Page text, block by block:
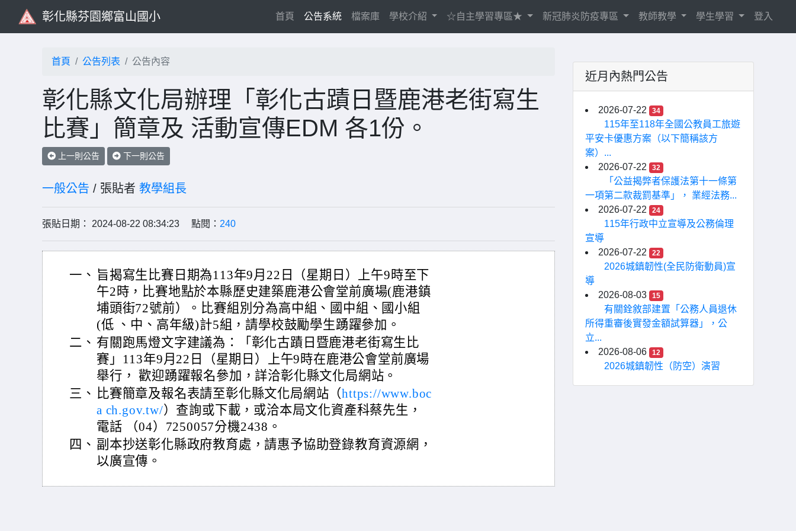
彰化縣芬園鄉富山國小 首頁(current)
公告系統 檔案庫 學校介紹 ☆自主學習專區★ 新冠肺炎防疫專區 教師教學 學生學習 登入
首頁 公告列表 公告內容
彰化縣文化局辦理「彰化古蹟日暨鹿港老街寫生
比賽」簡章及 活動宣傳EDM 各1份。
上一則公告 下一則公告
一般公告 / 張貼者 教學組長
張貼日期： 2024-08-22 08:34:23 點閱： 240
一、 旨揭寫生比賽日期為113年9月22日（星期日）上午9時至下
午2時，比賽地點於本縣歷史建築鹿港公會堂前廣場(鹿港鎮
埔頭街72號前）。比賽組別分為高中組、國中組、國小組
(低 、中、高年級)計5組，請學校鼓勵學生踴躍參加。
二、 有關跑馬燈文字建議為：「彰化古蹟日暨鹿港老街寫生比
賽」113年9月22日（星期日）上午9時在鹿港公會堂前廣場
舉行， 歡迎踴躍報名參加，詳洽彰化縣文化局網站。
三、 比賽簡章及報名表請至彰化縣文化局網站（https://www.boc
a ch.gov.tw/）查詢或下載，或洽本局文化資產科蔡先生，
電話 （04）7250057分機2438。
四、 副本抄送彰化縣政府教育處，請惠予協助登錄教育資源網，
以廣宣傳。
近月內熱門公告
2026-07-22 34
115年至118年全國公教員工旅遊
平安卡優惠方案（以下簡稱該方
案）...
2026-07-22
32
「公益揭弊者保護法第十一條第
一項第二款裁罰基準」， 業經法務...
2026-07-22
24
115年行政中立宣導及公務倫理
宣導
2026-07-22
22
2026城鎮韌性(全民防衛動員)宣
導
2026-08-03
15
有關銓敘部建置「公務人員退休
所得重審後實發金額試算器」，公
立...
2026-08-06
12
2026城鎮韌性（防空）演習